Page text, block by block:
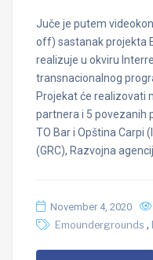
Juče je putem
off) sastanak projekta
realizuje u okviru
transnacionalnog
Projekat će realizovati
partnera i 5 povezanih
TO Bar i Opština Carpi
(GRC), Razvojna
November 4, 2020
Emoundergrounds ,